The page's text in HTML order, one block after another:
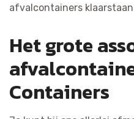
afvalcontainers
Het grote
Containers